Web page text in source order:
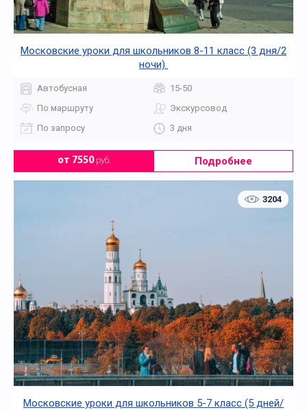
Московские уроки для школьников 8-11 класс (3 дня/2
ночи)
Автобусная
15-50
По маршруту
Экскурсовод
По запросу
3 дня
от 7550руб. Подробнее
3204
Московские уроки для школьников 5-7 класс (5 дней/